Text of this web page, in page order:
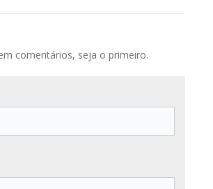
comentários, seja o primeiro.